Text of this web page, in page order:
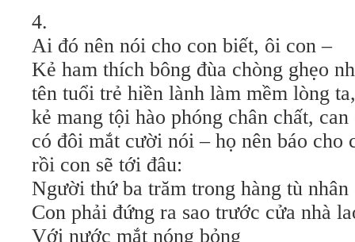
4.
Ai đó nên nói cho con biết, ôi con –
Kẻ ham thích bông đùa chòng ghẹo
tên tuổi trẻ hiền lành làm mềm lòng ta,
kẻ mang tội hào phóng chân chất, can
có đôi mắt cười nói – họ nên báo cho
rồi con sẽ tới đâu:
Người thứ ba trăm trong hàng tù nhân
Con phải đứng ra sao trước cửa nhà
Với nước mắt nóng bỏng